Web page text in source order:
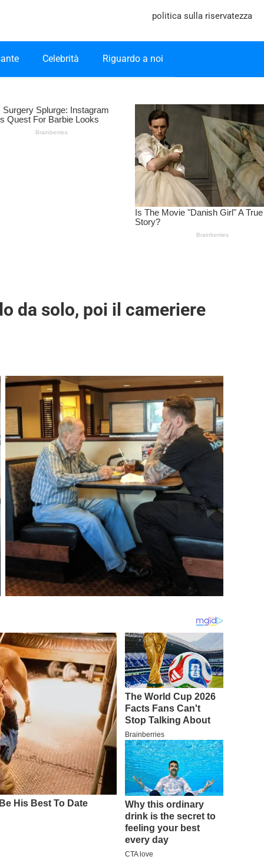
politica sulla riservatezza
Celebrità Riguardo a noi
da solo, poi il cameriere